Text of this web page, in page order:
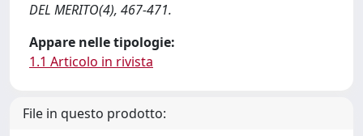
DEL MERITO(4), 467-471.
Appare nelle tipologie:
1.1 Articolo in rivista
File in questo prodotto: